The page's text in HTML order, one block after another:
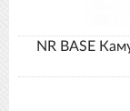
NR BASE